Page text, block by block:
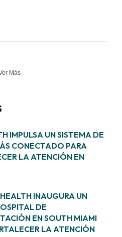
Más
IMPULSA UN SISTEMA DE
CONECTADO PARA
LA ATENCIÓN EN
INAUGURA UN
DE
EN SOUTH MIAMI
LA ATENCIÓN